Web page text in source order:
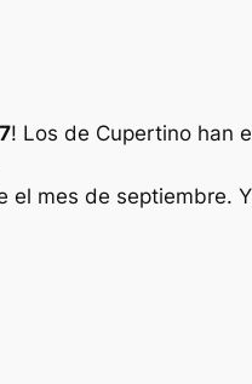
! Los de Cupertino han
mes de septiembre.